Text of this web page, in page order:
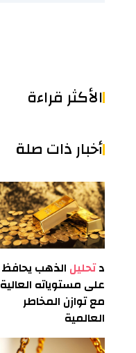
الأكثر قراءة
أخبار ذات صلة
دتحليل الذهب يحافظ
على مستوياته العالية
مع توازن المخاطر
العالمية